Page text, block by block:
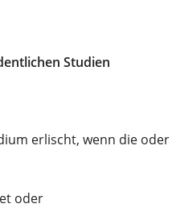
Studien
erlischt, wenn die oder
oder